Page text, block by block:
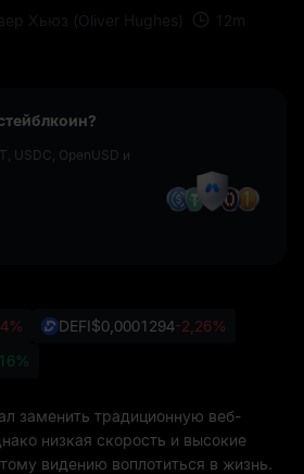
Хьюз (Oliver Hughes) 12 m
USDC, OpenUSD и
DEFI$0,0001294-2,26%
заменить традиционную веб-
низкая скорость и высокие
видению воплотиться в жизнь.